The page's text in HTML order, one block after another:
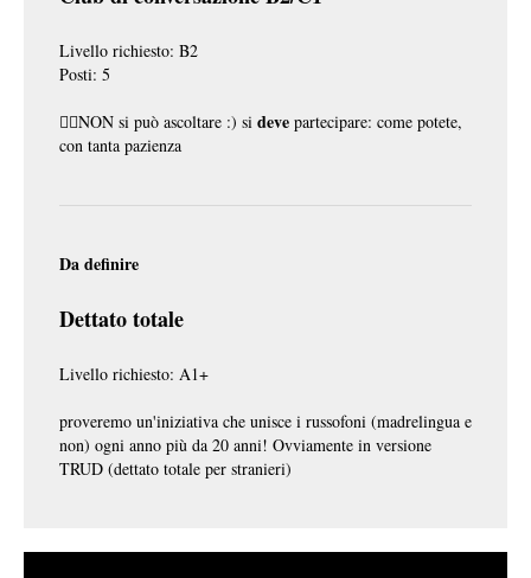
Livello richiesto: B2
Posti: 5
☝🏽NON si può ascoltare :) si deve partecipare: come potete,
con tanta pazienza
Da definire
Dettato totale
Livello richiesto: A1+
proveremo un'iniziativa che unisce i russofoni (madrelingua e
non) ogni anno più da 20 anni! Ovviamente in versione
TRUD (dettato totale per stranieri)